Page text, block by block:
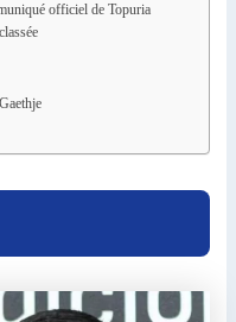
officiel de Topuria